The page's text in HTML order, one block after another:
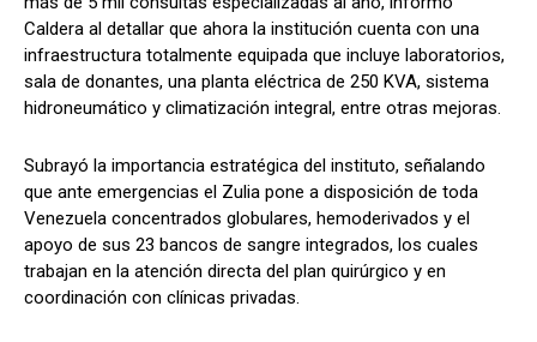
Caldera al detallar que ahora la institución cuenta con una
infraestructura totalmente equipada que incluye laboratorios,
sala de donantes, una planta eléctrica de 250 KVA, sistema
hidroneumático y climatización integral, entre otras mejoras.
Subrayó la importancia estratégica del instituto, señalando
que ante emergencias el Zulia pone a disposición de toda
Venezuela concentrados globulares, hemoderivados y el
apoyo de sus 23 bancos de sangre integrados, los cuales
trabajan en la atención directa del plan quirúrgico y en
coordinación con clínicas privadas.